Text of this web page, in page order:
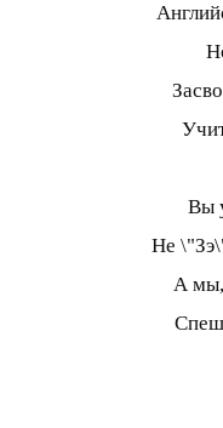
Вы
Не
А мы,